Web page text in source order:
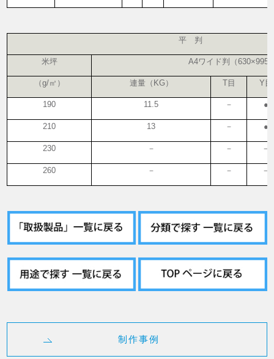
平 判
米坪 A4ワイド判（630×995
（g/㎡） 連量（KG） T目 Y目
190 11.5 － ●
210 13 － ●
230 － － －
260 － － －
制作事例